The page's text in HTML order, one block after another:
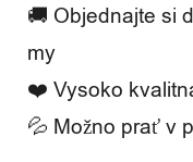
🚚 Objednajte si
my
❤️ Vysoko
💦 Možno prať v